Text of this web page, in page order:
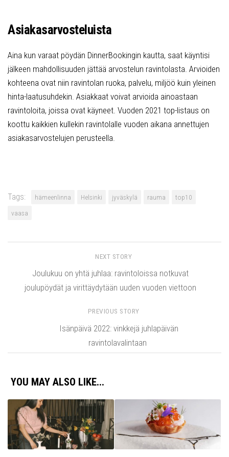
Asiakasarvosteluista
Aina kun varaat pöydän DinnerBookingin kautta, saat käyntisi
jälkeen mahdollisuuden jättää arvostelun ravintolasta. Arvioiden
kohteena ovat niin ravintolan ruoka, palvelu, miljöö kuin yleinen
hinta-laatusuhdekin. Asiakkaat voivat arvioida ainoastaan
ravintoloita, joissa ovat käyneet. Vuoden 2021 top-listaus on
koottu kaikkien kullekin ravintolalle vuoden aikana annettujen
asiakasarvostelujen perusteella.
Tags: hämeenlinna Helsinki jyväskylä rauma
top10
vaasa
NEXT STORY
Joulukuu on yhtä juhlaa: ravintoloissa notkuvat
joulupöydät ja virittäydytään uuden vuoden viettoon
PREVIOUS STORY
Isänpäivä 2022: vinkkejä juhlapäivän
ravintolavalintaan
YOU MAY ALSO LIKE...